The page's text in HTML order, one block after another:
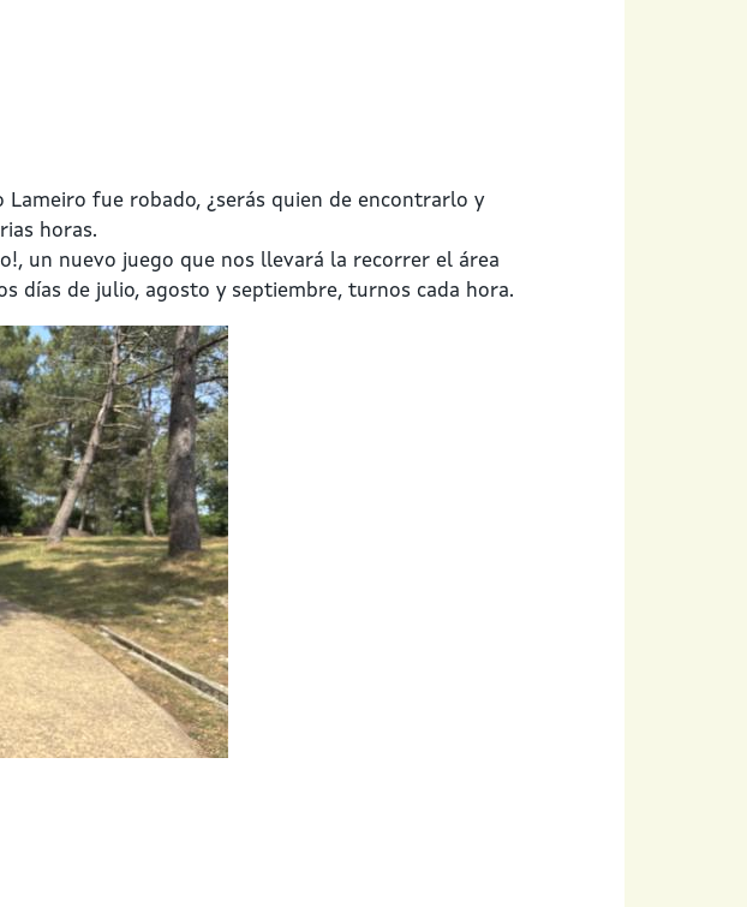
Lameiro fue robado, ¿serás quien de encontrarlo y
horas.
un nuevo juego que nos llevará la recorrer el área
días de julio, agosto y septiembre, turnos cada hora.